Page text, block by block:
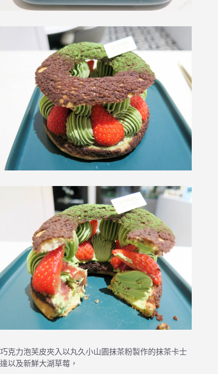
巧克力泡芙皮夾入以丸久小山園抹茶粉製作的抹茶卡士
達以及新鮮大湖草莓，